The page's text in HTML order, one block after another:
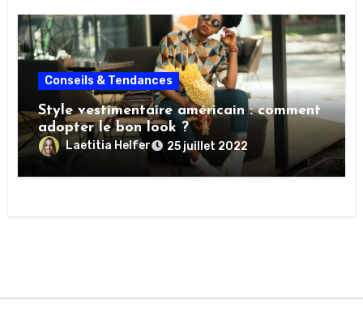
Conseils & Tendances
Style vestimentaire américain : comment
adopter le bon look ?
Laetitia Helfer 25 juillet 2022